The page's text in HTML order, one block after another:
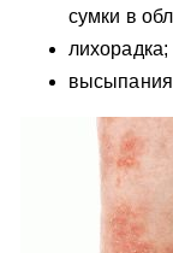
сумки в
лихорадка;
высыпания